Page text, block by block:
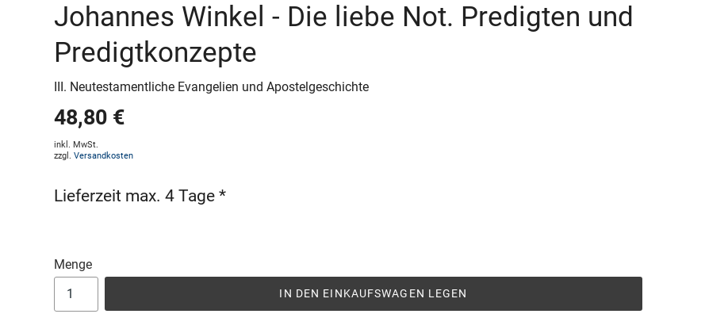
Johannes Winkel - Die liebe Not. Predigten und
Predigtkonzepte
III. Neutestamentliche Evangelien und Apostelgeschichte
48,80 €
inkl. MwSt.
zzgl. Versandkosten
Lieferzeit max. 4 Tage *
Menge
IN DEN EINKAUFSWAGEN LEGEN